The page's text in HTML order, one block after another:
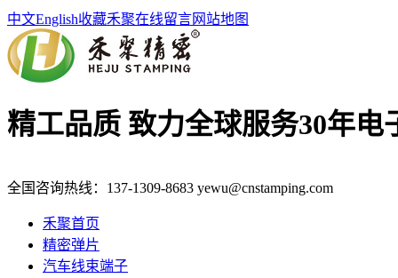
中文English收藏禾聚在线留言网站地图
精工品质 致力全球服务30年电
全国咨询热线： 137-1309-8683 yewu@cnstamping.com
禾聚首页
精密弹片
汽车线束端子